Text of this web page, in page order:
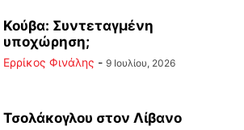
Κούβα: Συντεταγμένη
υποχώρηση;
Ερρίκος Φινάλης - 9 Ιουλίου, 2026
Τσολάκογλου στον Λίβανο